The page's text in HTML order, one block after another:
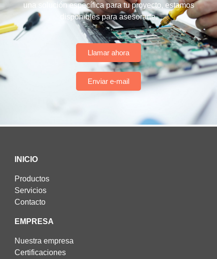
una solución específica para tu proyecto, estamos
disponibles para asesorarte.
Llamar ahora
Enviar e-mail
INICIO
Productos
Servicios
Contacto
EMPRESA
Nuestra empresa
Certificaciones